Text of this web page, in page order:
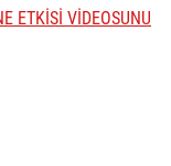
ETKİSİ VİDEOSUNU